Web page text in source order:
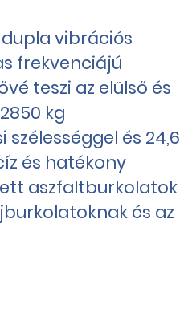
dupla vibrációs
frekvenciájú
teszi az elülső és
kg
és 24,6
és hatékony
aszfaltburkolatok
és az